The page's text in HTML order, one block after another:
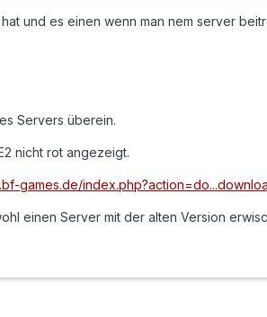
und es einen wenn man nem server
Servers überein.
nicht rot angezeigt.
games.de/
einen Server mit der alten Version